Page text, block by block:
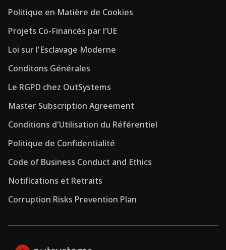
Politique en Matière de Cookies
Projets Co-Financés par l'UE
Loi sur l'Esclavage Moderne
Conditons Générales
Le RGPD chez OutSystems
Master Subscription Agreement
Conditions d'Utilisation du Référentiel
Politique de Confidentialité
Code of Business Conduct and Ethics
Notifications et Retraits
Corruption Risks Prevention Plan